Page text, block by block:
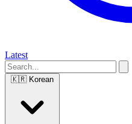
Latest
🇰🇷 Korean